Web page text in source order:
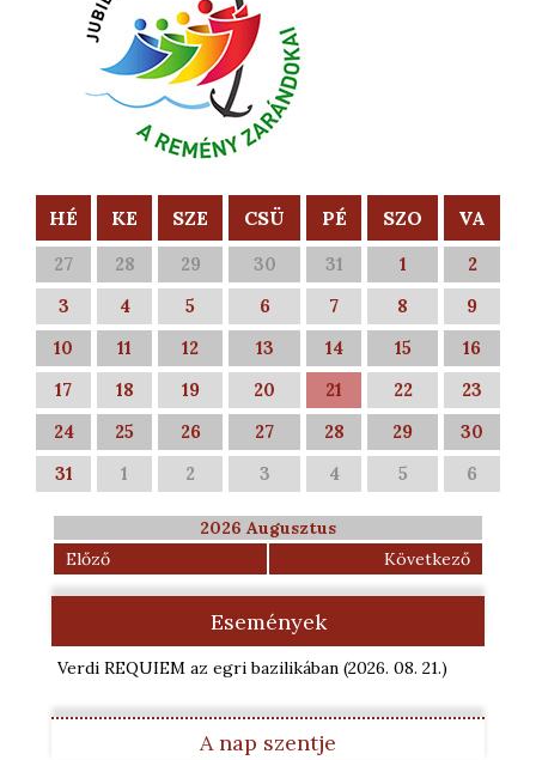
HÉ KE SZE CSÜ PÉ SZO VA
27 28 29 30 31 1
2
3
4 5 6 7 8
9
10
11 12 13 14 15
16
17
18 19 20 21 22
23
24
25 26 27 28 29
30
31
1 2 3 4 5 6
2026 Augusztus
Előző
Következő
Események
Verdi REQUIEM az egri bazilikában (2026. 08. 21.)
A nap szentje